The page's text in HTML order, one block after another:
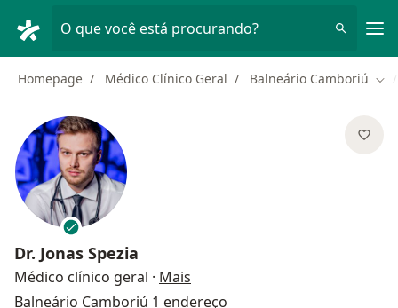
O que você está procurando?
Homepage Médico Clínico Geral Balneário Camboriú
Dr. Jonas Spezia
Médico clínico geral · Mais
Balneário Camboriú 1 endereço